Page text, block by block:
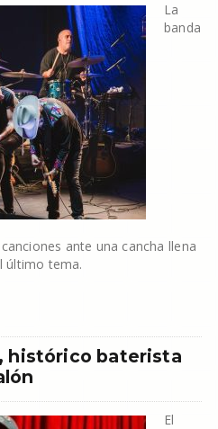
La
banda
ante una cancha llena
último tema.
histórico baterista
El